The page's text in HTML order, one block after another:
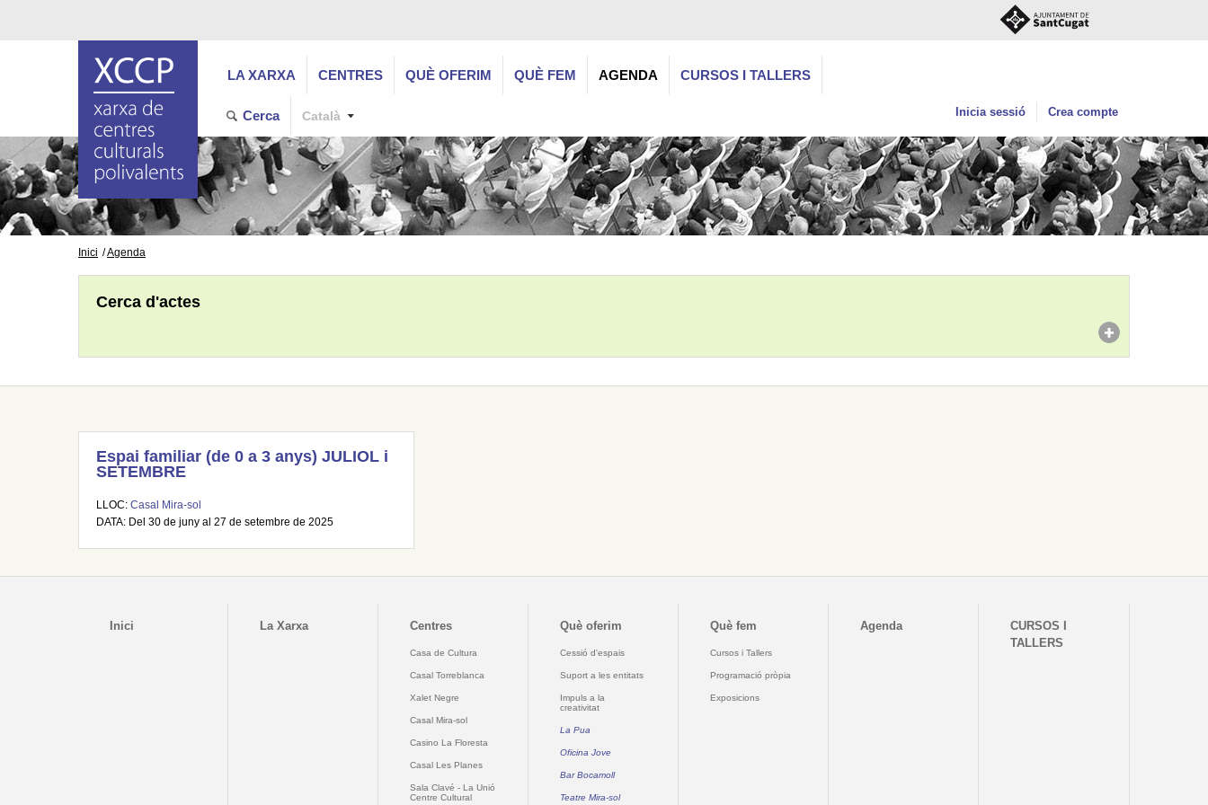
LA XARXA CENTRES QUÈ OFERIM QUÈ FEM AGENDA CURSOS I TALLERS
Cerca Català Inicia sessió Crea compte
Inici Agenda
Cerca d'actes
Espai familiar (de 0 a 3 anys) JULIOL i
SETEMBRE
LLOC: Casal Mira-sol
DATA: Del 30 de juny al 27 de setembre de 2025
Inici La Xarxa Centres
Casa de Cultura
Casal Torreblanca
Xalet Negre
Casal Mira-sol
Casino La Floresta
Casal Les Planes
Sala Clavé - La Unió
Centre Cultural
Què oferim
Cessió d'espais
Suport a les entitats
Impuls a la
creativitat
La Pua
Oficina Jove
Bar Bocamoll
Teatre Mira-sol
Què fem
Cursos i Tallers
Programació pròpia
Exposicions
Agenda
CURSOS I
TALLERS